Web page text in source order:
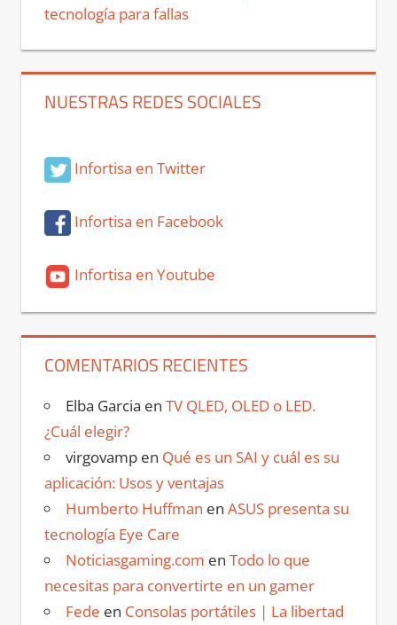
tecnología para fallas
NUESTRAS REDES SOCIALES
Infortisa en Twitter
Infortisa en Facebook
Infortisa en Youtube
COMENTARIOS RECIENTES
Elba Garcia en TV QLED, OLED o LED.
¿Cuál elegir?
virgovampen Qué es un SAI y cuál es su
aplicación: Usos y ventajas
Humberto Huffman en ASUS presenta su
tecnología Eye Care
Noticiasgaming.com en Todo lo que
necesitas para convertirte en un gamer
Fede en Consolas portátiles | La libertad